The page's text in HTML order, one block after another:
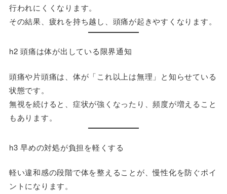
行われにくくなります。
その結果、疲れを持ち越し、頭痛が起きやすくなります。
h2 頭痛は体が出している限界通知
頭痛や片頭痛は、体が「これ以上は無理」と知らせている
状態です。
無視を続けると、症状が強くなったり、頻度が増えること
もあります。
h3 早めの対処が負担を軽くする
軽い違和感の段階で体を整えることが、慢性化を防ぐポイ
ントになります。